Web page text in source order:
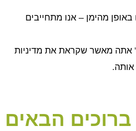
מהימן – אנו מתחייבים
אתה מאשר שקראת את מדיניות
אותה.
ברוכים הבאים